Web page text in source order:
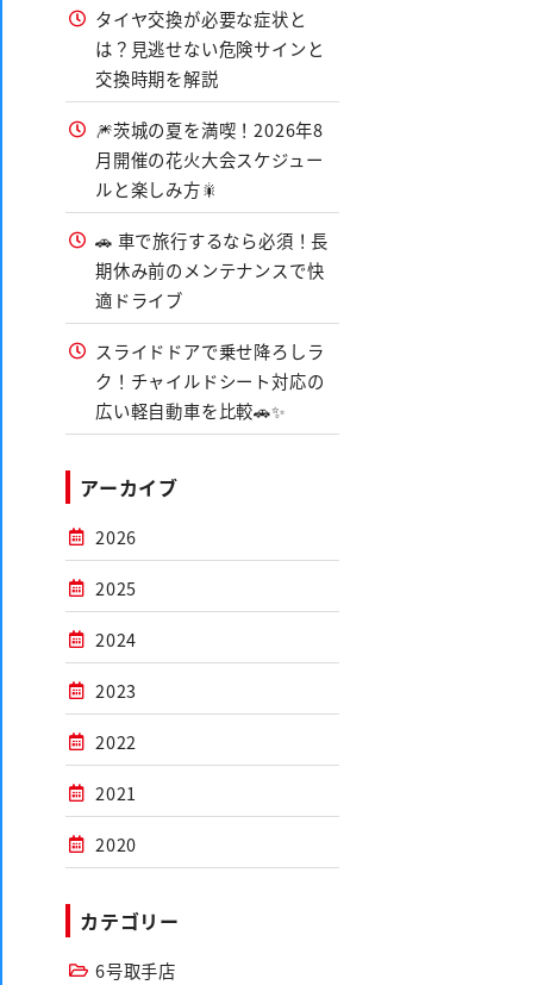
タイヤ交換が必要な症状と
は？見逃せない危険サインと
交換時期を解説
🎆茨城の夏を満喫！2026年8
月開催の花火大会スケジュー
ルと楽しみ方🎇
🚗 車で旅行するなら必須！長
期休み前のメンテナンスで快
適ドライブ
スライドドアで乗せ降ろしラ
ク！チャイルドシート対応の
広い軽自動車を比較🚗✨
アーカイブ
2026
2025
2024
2023
2022
2021
2020
カテゴリー
6号取手店